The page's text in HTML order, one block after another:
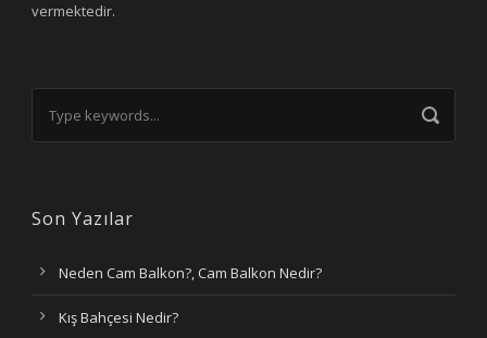
vermektedir.
Son Yazılar
Neden Cam Balkon?, Cam Balkon Nedir?
Kış Bahçesi Nedir?